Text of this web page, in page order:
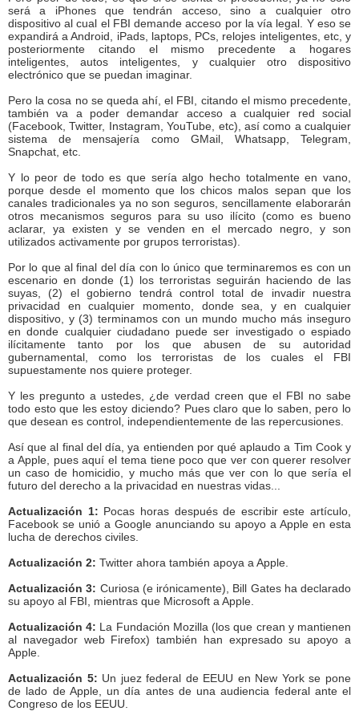
será a iPhones que tendrán acceso, sino a cualquier otro
dispositivo al cual el FBI demande acceso por la vía legal. Y eso se
expandirá a Android, iPads, laptops, PCs, relojes inteligentes, etc, y
posteriormente citando el mismo precedente a hogares
inteligentes, autos inteligentes, y cualquier otro dispositivo
electrónico que se puedan imaginar.
Pero la cosa no se queda ahí, el FBI, citando el mismo precedente,
también va a poder demandar acceso a cualquier red social
(Facebook, Twitter, Instagram, YouTube, etc), así como a cualquier
sistema de mensajería como GMail, Whatsapp, Telegram,
Snapchat, etc.
Y lo peor de todo es que sería algo hecho totalmente en vano,
porque desde el momento que los chicos malos sepan que los
canales tradicionales ya no son seguros, sencillamente elaborarán
otros mecanismos seguros para su uso ilícito (como es bueno
aclarar, ya existen y se venden en el mercado negro, y son
utilizados activamente por grupos terroristas).
Por lo que al final del día con lo único que terminaremos es con un
escenario en donde (1) los terroristas seguirán haciendo de las
suyas, (2) el gobierno tendrá control total de invadir nuestra
privacidad en cualquier momento, donde sea, y en cualquier
dispositivo, y (3) terminamos con un mundo mucho más inseguro
en donde cualquier ciudadano puede ser investigado o espiado
ilícitamente tanto por los que abusen de su autoridad
gubernamental, como los terroristas de los cuales el FBI
supuestamente nos quiere proteger.
Y les pregunto a ustedes, ¿de verdad creen que el FBI no sabe
todo esto que les estoy diciendo? Pues claro que lo saben, pero lo
que desean es control, independientemente de las repercusiones.
Así que al final del día, ya entienden por qué aplaudo a Tim Cook y
a Apple, pues aquí el tema tiene poco que ver con querer resolver
un caso de homicidio, y mucho más que ver con lo que sería el
futuro del derecho a la privacidad en nuestras vidas...
Actualización 1: Pocas horas después de escribir este artículo,
Facebook se unió a Google anunciando su apoyo a Apple en esta
lucha de derechos civiles.
Actualización 2: Twitter ahora también apoya a Apple.
Actualización 3: Curiosa (e irónicamente), Bill Gates ha declarado
su apoyo al FBI, mientras que Microsoft a Apple.
Actualización 4: La Fundación Mozilla (los que crean y mantienen
al navegador web Firefox) también han expresado su apoyo a
Apple.
Actualización 5: Un juez federal de EEUU en New York se pone
de lado de Apple, un día antes de una audiencia federal ante el
Congreso de los EEUU.